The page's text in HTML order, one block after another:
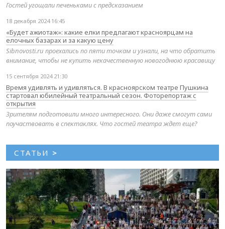
Гостей угощали печеньками с предсказанием
18 декабря 2024 16:45
«Будет ажиотаж»: какие елки предлагают красноярцам на
елочных базарах и за какую цену
Sibnovosti.ru проехались по пяти точкам и узнали, на что обратить
внимание, чтобы не купить некачественную новогоднюю красавицу
15 сентября 2024 21:30
Время удивлять и удивляться. В красноярском театре Пушкина
стартовал юбилейный театральный сезон. Фоторепортаж с
открытия
Зрителям подготовили много интересного. Они даже смогут сами
поучаствовать в спектаклях. Что гостей театра ждет еще?
СТАТЬИ >